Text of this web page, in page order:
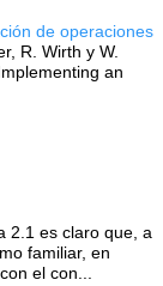
de operaciones
R. Wirth y W.
an
2.1 es claro que, a
familiar, en
el con...